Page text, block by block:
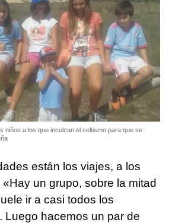
niños a los que inculcan el celtismo para que se
están los viajes, a los
un grupo, sobre la mitad
ir a casi todos los
Luego hacemos un par de